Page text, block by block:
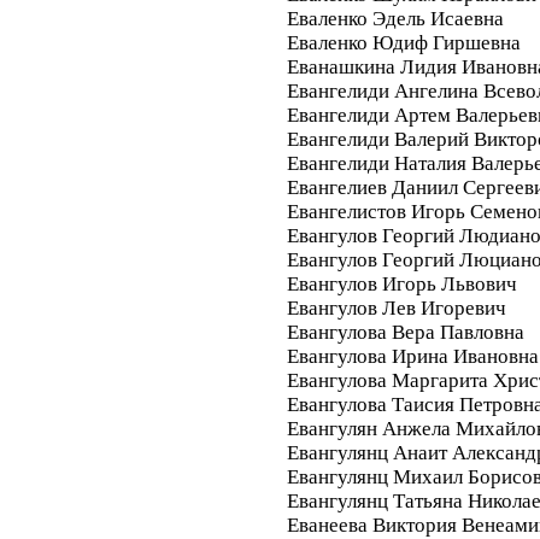
Еваленко Эдель Исаевна
Еваленко Юдиф Гиршевна
Еванашкина Лидия
Евангелиди Ангелина
Евангелиди Артем
Евангелиди Валерий
Евангелиди Наталия
Евангелиев Даниил
Евангелистов Игорь
Евангулов Георгий
Евангулов Георгий
Евангулов Игорь Львович
Евангулов Лев Игоревич
Евангулова Вера Павловна
Евангулова Ирина Ивановна
Евангулова Маргарита
Евангулова Таисия
Евангулян Анжела
Евангулянц Анаит
Евангулянц Михаил
Евангулянц Татьяна
Еванеева Виктория